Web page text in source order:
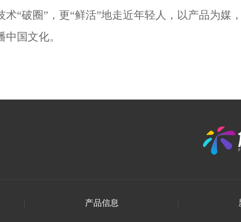
术“破圈”，更“鲜活”地走近年轻人，以产品为
中国文化。
产品信息